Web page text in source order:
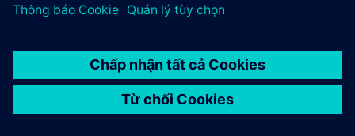
Quản lý vòng đời sản phẩm
Tối ưu hóa trọng lượng nhẹ và